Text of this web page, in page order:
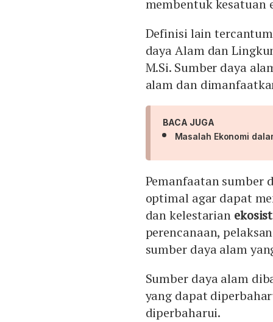
membentuk kesatuan
Definisi lain
daya Alam dan
M.Si. Sumber daya
alam dan
BACA JUGA
Masalah Ekonomi
Pemanfaatan sumber
optimal agar dapat
dan kelestarian
perencanaan,
sumber daya alam
Sumber daya alam
yang dapat
diperbaharui.